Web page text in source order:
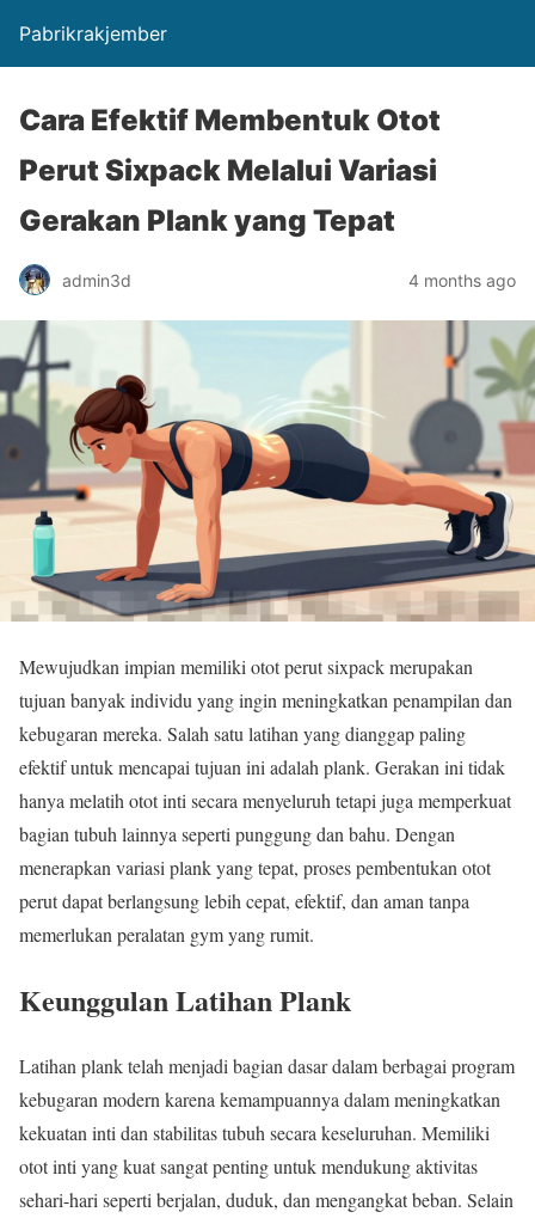
Pabrikrakjember
Cara Efektif Membentuk Otot
Perut Sixpack Melalui Variasi
Gerakan Plank yang Tepat
admin3d 4 months ago
Mewujudkan impian memiliki otot perut sixpack merupakan
tujuan banyak individu yang ingin meningkatkan penampilan dan
kebugaran mereka. Salah satu latihan yang dianggap paling
efektif untuk mencapai tujuan ini adalah plank. Gerakan ini tidak
hanya melatih otot inti secara menyeluruh tetapi juga memperkuat
bagian tubuh lainnya seperti punggung dan bahu. Dengan
menerapkan variasi plank yang tepat, proses pembentukan otot
perut dapat berlangsung lebih cepat, efektif, dan aman tanpa
memerlukan peralatan gym yang rumit.
Keunggulan Latihan Plank
Latihan plank telah menjadi bagian dasar dalam berbagai program
kebugaran modern karena kemampuannya dalam meningkatkan
kekuatan inti dan stabilitas tubuh secara keseluruhan. Memiliki
otot inti yang kuat sangat penting untuk mendukung aktivitas
sehari-hari seperti berjalan, duduk, dan mengangkat beban. Selain